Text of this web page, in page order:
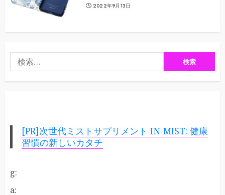
2022年9月13日
索:
[PR]次世代ミストサプリメント IN MIST: 健康
習慣の新しいカタチ
g:
a: